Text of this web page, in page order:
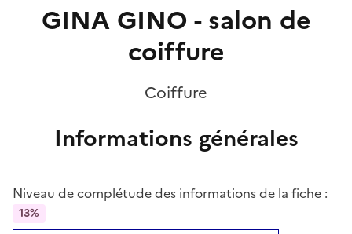
GINA GINO - salon de
coiffure
Coiffure
Informations générales
Niveau de complétude des informations de la fiche :
13%